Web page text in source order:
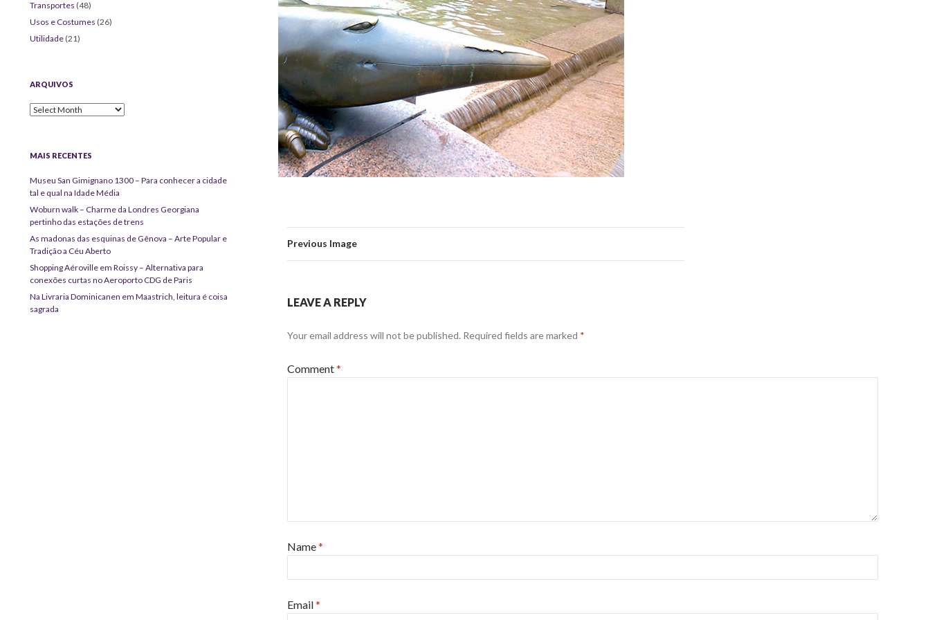
Previous Image
LEAVE A REPLY
Your email address will not be published. Required fields are marked *
Comment*
Name*
Email*
Transportes (48)
Usos e Costumes (26)
Utilidade (21)
ARQUIVOS
Arquivos
MAIS RECENTES
Museu San Gimignano 1300 – Para conhecer a cidade
tal e qual na Idade Média
Woburn walk – Charme da Londres Georgiana
pertinho das estações de trens
As madonas das esquinas de Gênova – Arte Popular e
Tradição a Céu Aberto
Shopping Aéroville em Roissy – Alternativa para
conexões curtas no Aeroporto CDG de Paris
Na Livraria Dominicanen em Maastrich, leitura é coisa
sagrada